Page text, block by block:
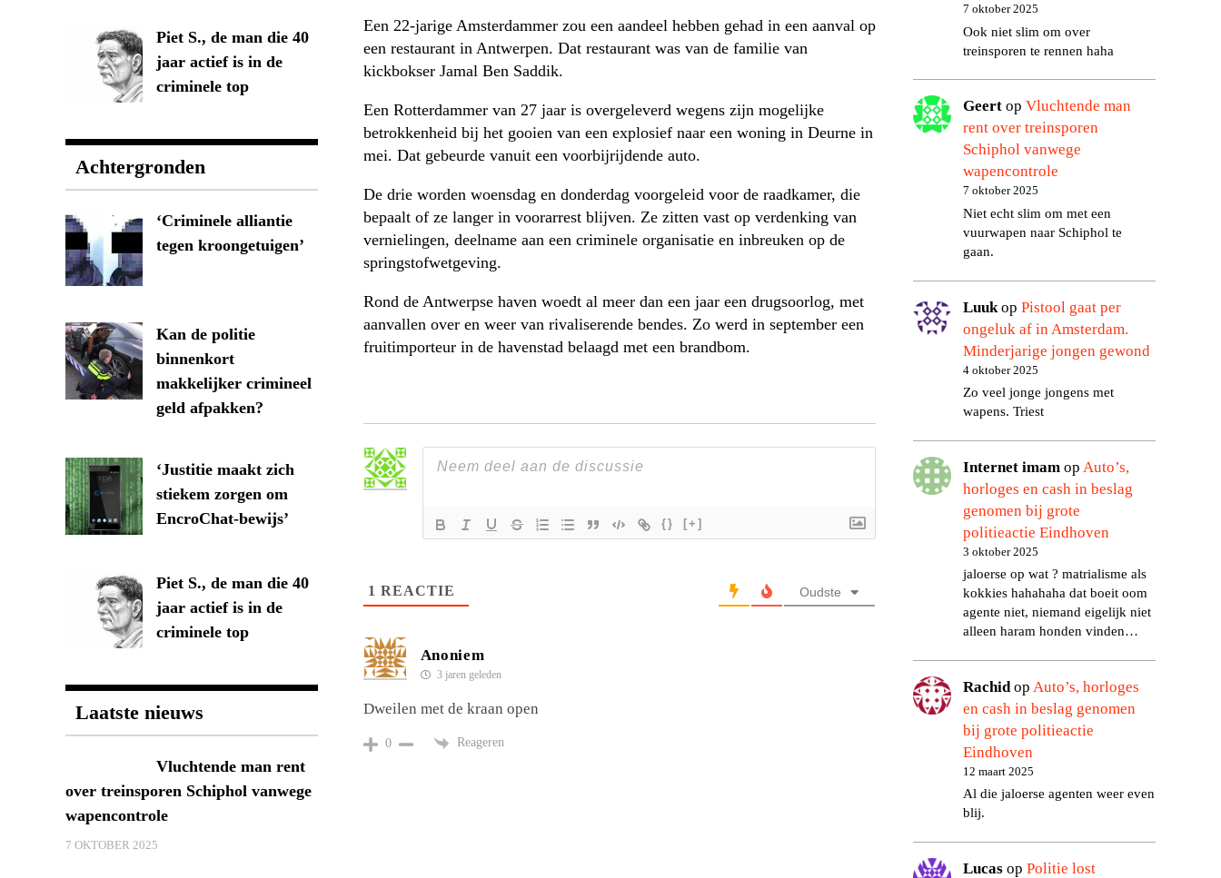
Een 22-jarige Amsterdammer zou een aandeel hebben gehad in een aanval op
een restaurant in Antwerpen. Dat restaurant was van de familie van
kickbokser Jamal Ben Saddik.
Een Rotterdammer van 27 jaar is overgeleverd wegens zijn mogelijke
betrokkenheid bij het gooien van een explosief naar een woning in Deurne in
mei. Dat gebeurde vanuit een voorbijrijdende auto.
De drie worden woensdag en donderdag voorgeleid voor de raadkamer, die
bepaalt of ze langer in voorarrest blijven. Ze zitten vast op verdenking van
vernielingen, deelname aan een criminele organisatie en inbreuken op de
springstofwetgeving.
Rond de Antwerpse haven woedt al meer dan een jaar een drugsoorlog, met
aanvallen over en weer van rivaliserende bendes. Zo werd in september een
fruitimporteur in de havenstad belaagd met een brandbom.
{} [+]
1 REACTIE Oudste
Anoniem
3 jaren geleden
Dweilen met de kraan open
0 Reageren
Piet S., de man die 40
jaar actief is in de
criminele top
Achtergronden
‘Criminele alliantie
tegen kroongetuigen’
Kan de politie
binnenkort
makkelijker crimineel
geld afpakken?
‘Justitie maakt zich
stiekem zorgen om
EncroChat-bewijs’
Piet S., de man die 40
jaar actief is in de
criminele top
Laatste nieuws
Vluchtende man rent
over treinsporen Schiphol vanwege
wapencontrole
7 OKTOBER 2025
7 oktober 2025
Ook niet slim om over
treinsporen te rennen haha
Geertop Vluchtende man
rent over treinsporen
Schiphol vanwege
wapencontrole
7 oktober 2025
Niet echt slim om met een
vuurwapen naar Schiphol te
gaan.
Luukop Pistool gaat per
ongeluk af in Amsterdam.
Minderjarige jongen gewond
4 oktober 2025
Zo veel jonge jongens met
wapens. Triest
Internet imamop Auto’s,
horloges en cash in beslag
genomen bij grote
politieactie Eindhoven
3 oktober 2025
jaloerse op wat ? matrialisme als
kokkies hahahaha dat boeit oom
agente niet, niemand eigelijk niet
alleen haram honden vinden…
Rachidop Auto’s, horloges
en cash in beslag genomen
bij grote politieactie
Eindhoven
12 maart 2025
Al die jaloerse agenten weer even
blij.
Lucasop Politie lost